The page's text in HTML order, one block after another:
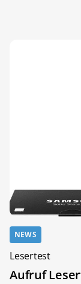
NEWS
Lesertest
Aufruf